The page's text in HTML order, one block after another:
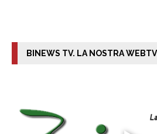
BINEWS TV. LA NOSTRA WEBTV